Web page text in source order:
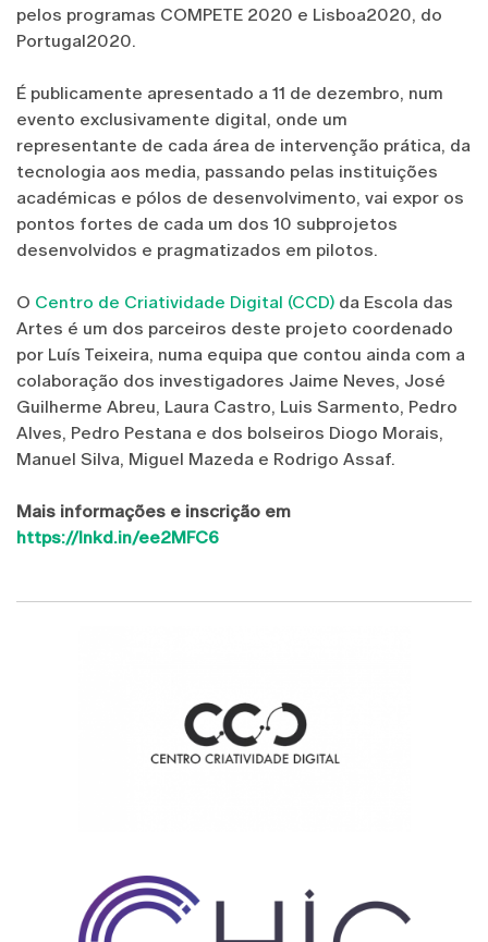
pelos programas COMPETE 2020 e Lisboa2020, do
Portugal2020.
É publicamente apresentado a 11 de dezembro, num
evento exclusivamente digital, onde um
representante de cada área de intervenção prática, da
tecnologia aos media, passando pelas instituições
académicas e pólos de desenvolvimento, vai expor os
pontos fortes de cada um dos 10 subprojetos
desenvolvidos e pragmatizados em pilotos.
O Centro de Criatividade Digital (CCD) da Escola das
Artes é um dos parceiros deste projeto coordenado
por Luís Teixeira, numa equipa que contou ainda com a
colaboração dos investigadores Jaime Neves, José
Guilherme Abreu, Laura Castro, Luis Sarmento, Pedro
Alves, Pedro Pestana e dos bolseiros Diogo Morais,
Manuel Silva, Miguel Mazeda e Rodrigo Assaf.
Mais informações e inscrição em
https://lnkd.in/ee2MFC6